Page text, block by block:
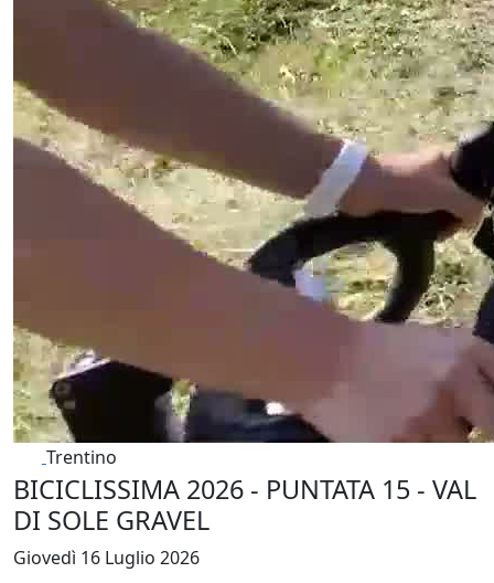
Trentino
BICICLISSIMA 2026 - PUNTATA 15 - VAL
DI SOLE GRAVEL
Giovedì 16 Luglio 2026